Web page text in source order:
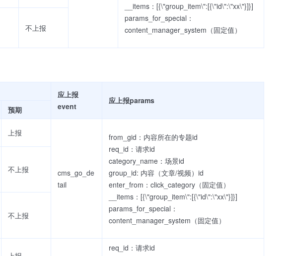
__items：[{\"group_item\":[{\"id\":\"xx\"}]}]
params_for_special：
content_manager_system（固定值）
不上报
应上报
event
应上报params
预期
上报
cms_go_de
tail
from_gid：内容所在的专题id
req_id：请求id
category_name：场景id
group_id: 内容（文章/视频）id
enter_from：click_category（固定值）
__items：[{\"group_item\":[{\"id\":\"xx\"}]}]
params_for_special：
content_manager_system（固定值）
不上报
不上报
req_id：请求id